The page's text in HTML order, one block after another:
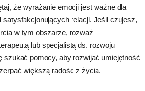
że wyrażanie emocji jest ważne dla
satysfakcjonujących relacji. Jeśli czujesz,
w tym obszarze, rozważ
lub specjalistą ds. rozwoju
szukać pomocy, aby rozwijać umiejętność
większą radość z życia.